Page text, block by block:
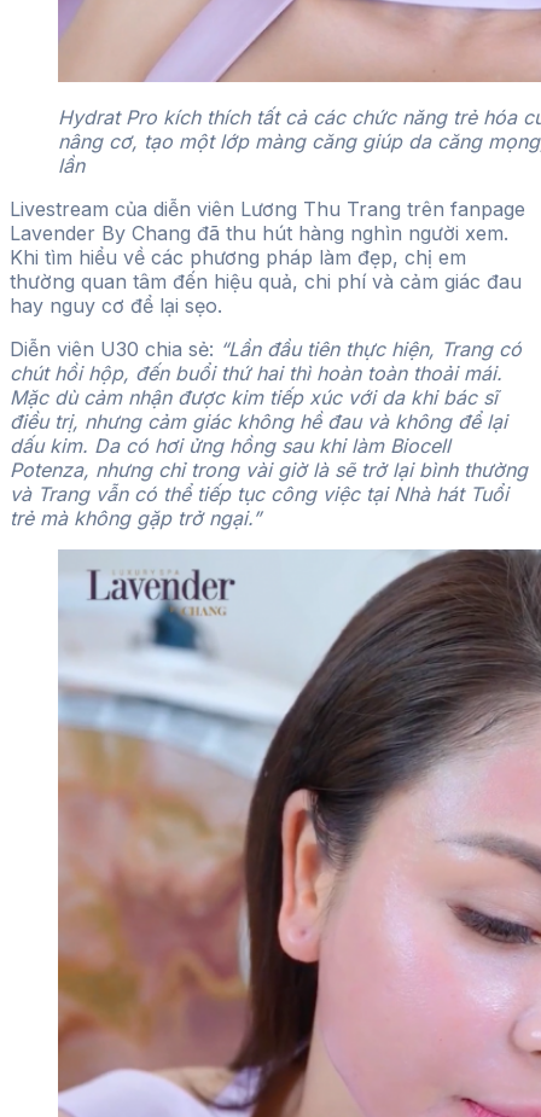
Hydrat Pro kích thích tất cả các chức năng trẻ hóa
nâng cơ, tạo một lớp màng căng giúp da căng
lần
Livestream của diễn viên Lương Thu Trang trên fanpage
Lavender By Chang đã thu hút hàng nghìn người xem.
Khi tìm hiểu về các phương pháp làm đẹp, chị em
thường quan tâm đến hiệu quả, chi phí và cảm giác đau
hay nguy cơ để lại sẹo.
Diễn viên U30 chia sẻ: “Lần đầu tiên thực hiện, Trang có
chút hồi hộp, đến buổi thứ hai thì hoàn toàn thoải mái.
Mặc dù cảm nhận được kim tiếp xúc với da khi bác sĩ
điều trị, nhưng cảm giác không hề đau và không để lại
dấu kim. Da có hơi ửng hồng sau khi làm Biocell
Potenza, nhưng chỉ trong vài giờ là sẽ trở lại bình thường
và Trang vẫn có thể tiếp tục công việc tại Nhà hát Tuổi
trẻ mà không gặp trở ngại.”